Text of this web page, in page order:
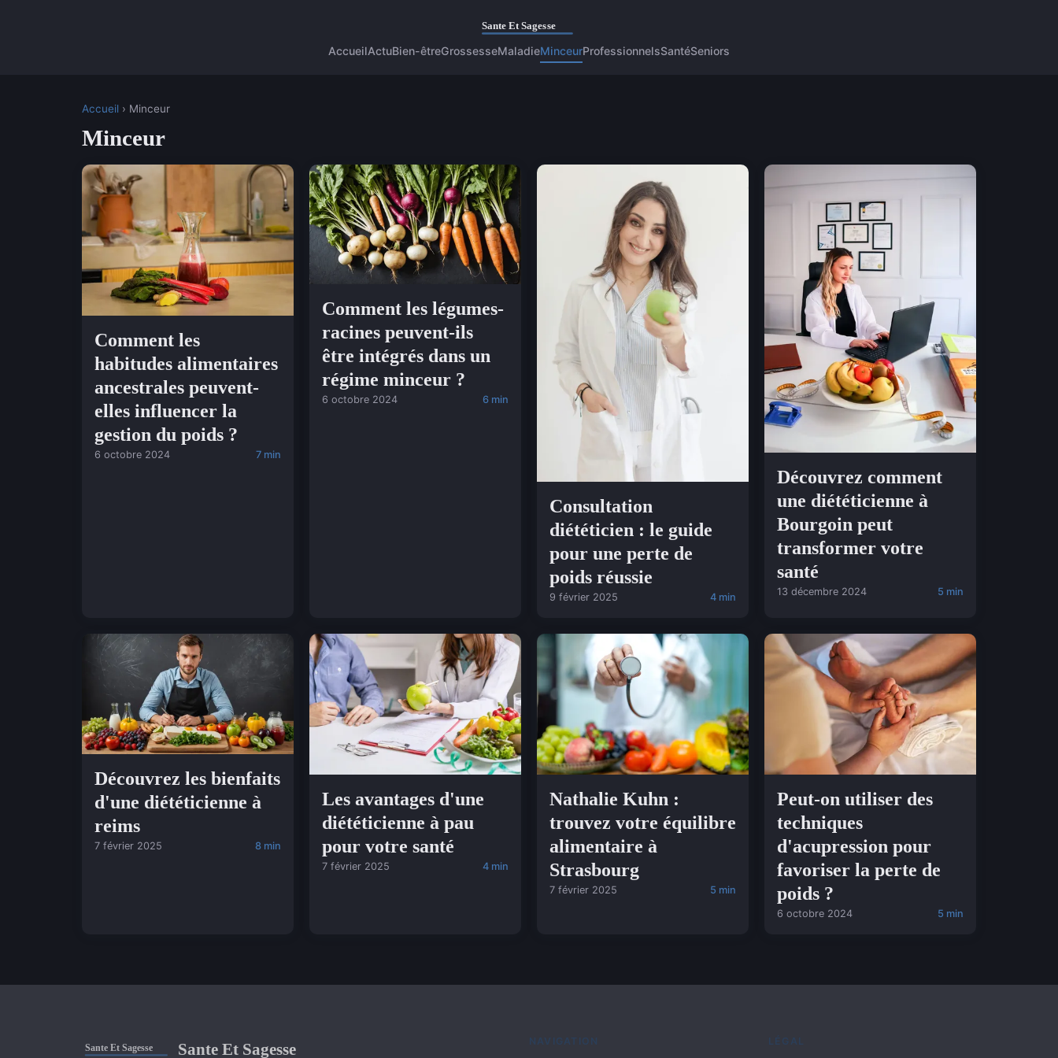
AccueilActuBien-êtreGrossesseMaladieMinceurProfessionnelsSantéSeniors
Accueil › Minceur
Minceur
Comment les
habitudes alimentaires
ancestrales peuvent-
elles influencer la
gestion du poids ?
6 octobre 2024 7 min
Comment les légumes-
racines peuvent-ils
être intégrés dans un
régime minceur ?
6 octobre 2024 6 min
Consultation
diététicien : le guide
pour une perte de
poids réussie
9 février 2025 4 min
Découvrez comment
une diététicienne à
Bourgoin peut
transformer votre
santé
13 décembre 2024 5 min
Découvrez les bienfaits
d'une diététicienne à
reims
7 février 2025 8 min
Les avantages d'une
diététicienne à pau
pour votre santé
7 février 2025 4 min
Nathalie Kuhn :
trouvez votre équilibre
alimentaire à
Strasbourg
7 février 2025 5 min
Peut-on utiliser des
techniques
d'acupression pour
favoriser la perte de
poids ?
6 octobre 2024 5 min
Sante Et Sagesse NAVIGATION LÉGAL